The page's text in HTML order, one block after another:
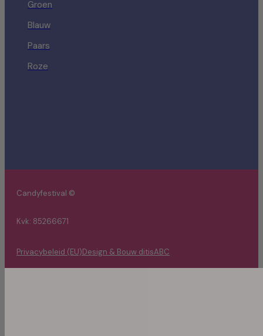
Groen
Blauw
Paars
Roze
Candyfestival ©
Kvk: 85266671
Privacybeleid (EU)Design & Bouw ditisABC